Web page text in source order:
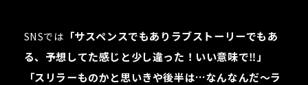
SNSでは 「サスペンスでもありラブストーリーでもあ
る、予想してた感じと少し違った！いい意味で‼️」
「スリラーものかと思いきや後半は…なんなんだ〜ラ